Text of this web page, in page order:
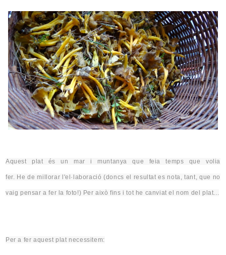
Aquest plat és un mar i muntanya que feia temps que volia
fer. He de millorar l'el·laboració (doncs el resultat es nota, tant, que no
vaig pensar a fer la foto!) Per això fins i tot he canviat el nom del plat...
Per a fer aquest plat necessitem: